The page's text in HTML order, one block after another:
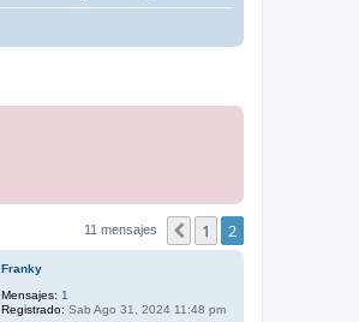
11 mensajes Anterior
1 2
Franky
Mensajes: 1
Registrado: Sab Ago 31, 2024 11:48 pm